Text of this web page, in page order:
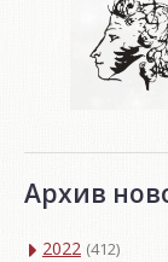
Архив
2022 (412)